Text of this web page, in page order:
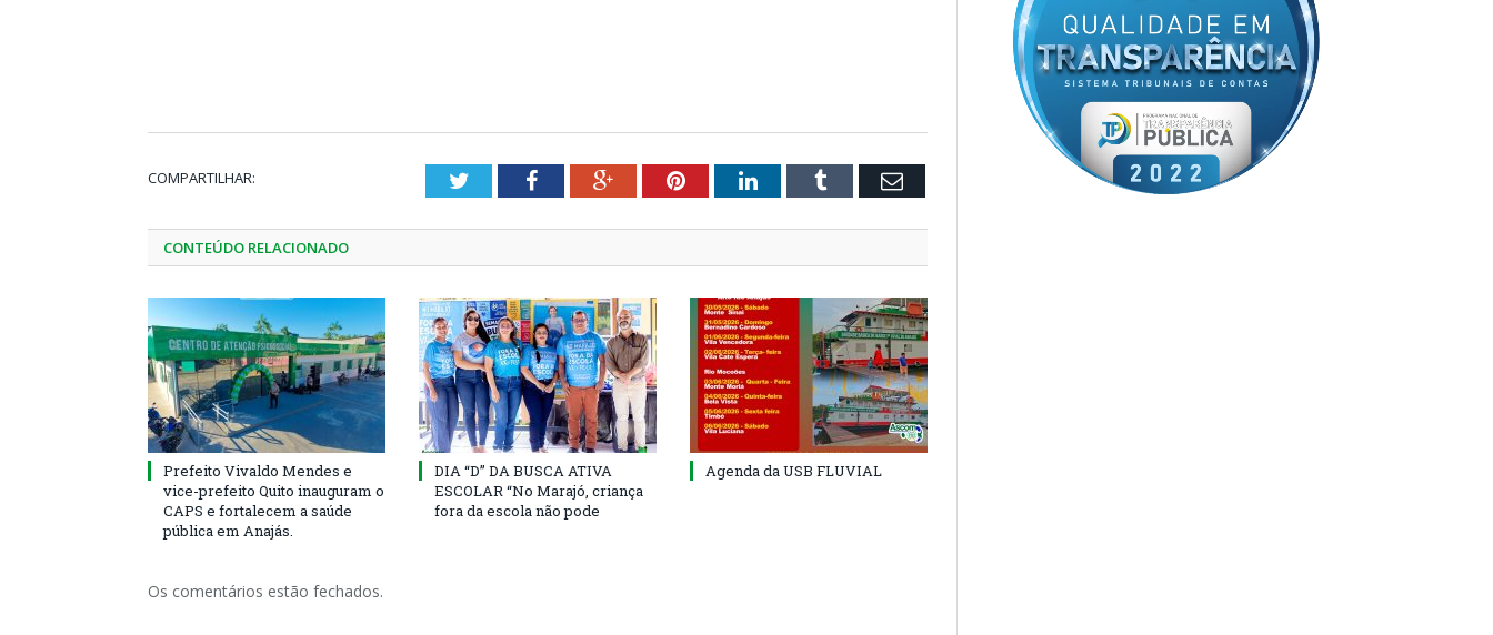
COMPARTILHAR: TwitterFacebookGoogle+PinterestLinkedInTumblr Email
CONTEÚDO RELACIONADO
Prefeito Vivaldo Mendes e
vice-prefeito Quito inauguram o
CAPS e fortalecem a saúde
pública em Anajás.
DIA “D” DA BUSCA ATIVA
ESCOLAR “No Marajó, criança
fora da escola não pode
Agenda da USB FLUVIAL
Os comentários estão fechados.